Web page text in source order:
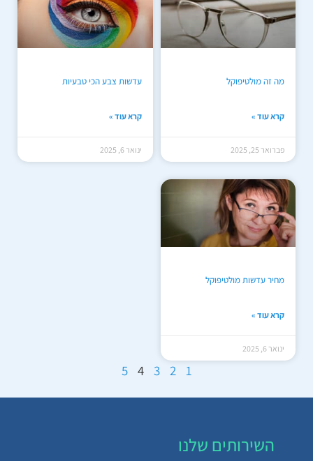
מה זה מולטיפוקל
קרא עוד »
פברואר 25, 2025
עדשות צבע הכי טבעיות
קרא עוד »
ינואר 6, 2025
מחיר עדשות מולטיפוקל
קרא עוד »
ינואר 6, 2025
1
2
3
4
5
השירותים שלנו